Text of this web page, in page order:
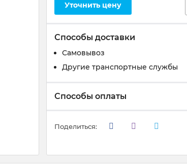
Уточнить цену
Способы доставки
Самовывоз
Другие транспортные службы
Способы оплаты
Поделиться: